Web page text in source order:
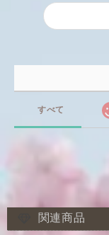
すべて
関連商品